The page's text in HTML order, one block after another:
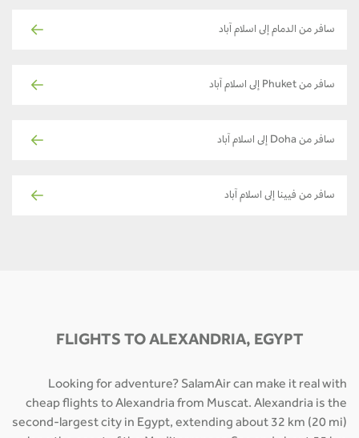
سافر من الدمام إلى اسلام آباد
سافر من Phuket إلى اسلام آباد
سافر من Doha إلى اسلام آباد
سافر من فيينا إلى اسلام آباد
FLIGHTS TO ALEXANDRIA, EGYPT
Looking for adventure? SalamAir can make it real with
cheap flights to Alexandria from Muscat. Alexandria is the
second-largest city in Egypt, extending about 32 km (20 mi)